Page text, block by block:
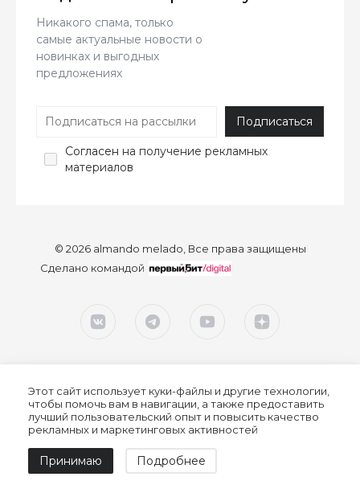
Никакого спама, только
самые актуальные новости о
новинках и выгодных
предложениях
Согласен на получение рекламных
материалов
© 2026 almando melado, Все права защищены
Сделано командой
Согласие на обработку персональных данных
Политика конфиденциальности
Этот сайт использует куки-файлы и другие технологии,
чтобы помочь вам в навигации, а также предоставить
лучший пользовательский опыт и повысить качество
рекламных и маркетинговых активностей
Принимаю Подробнее